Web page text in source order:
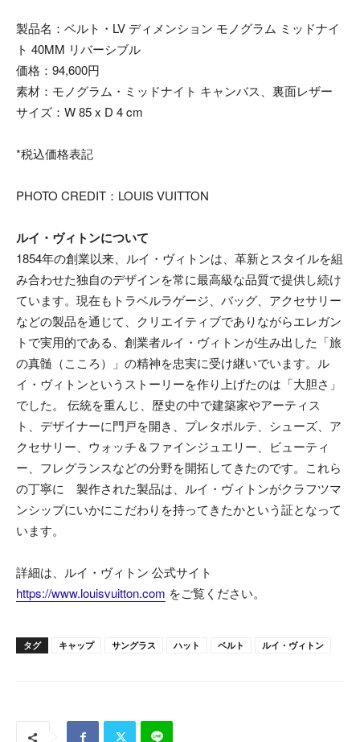
製品名：ベルト・LV ディメンション モノグラム ミッドナイ
ト 40MM リバーシブル
価格：94,600円
素材：モノグラム・ミッドナイト キャンバス、裏面レザー
サイズ：W 85 x D 4 cm
*税込価格表記
PHOTO CREDIT：LOUIS VUITTON
ルイ・ヴィトンについて
1854年の創業以来、ルイ・ヴィトンは、革新とスタイルを組
み合わせた独自のデザインを常に最高級な品質で提供し続け
ています。現在もトラベルラゲージ、バッグ、アクセサリー
などの製品を通じて、クリエイティブでありながらエレガン
トで実用的である、創業者ルイ・ヴィトンが生み出した「旅
の真髄（こころ）」の精神を忠実に受け継いでいます。ル
イ・ヴィトンというストーリーを作り上げたのは「大胆さ」
でした。 伝統を重んじ、歴史の中で建築家やアーティス
ト、デザイナーに門戸を開き、プレタポルテ、シューズ、ア
クセサリー、ウォッチ＆ファインジュエリー、ビューティ
ー、フレグランスなどの分野を開拓してきたのです。これら
の丁寧に 製作された製品は、ルイ・ヴィトンがクラフツマ
ンシップにいかにこだわりを持ってきたかという証となって
います。
詳細は、ルイ・ヴィトン 公式サイト
https://www.louisvuitton.com をご覧ください。
タグ キャップ サングラス ハット ベルト ルイ・ヴィトン